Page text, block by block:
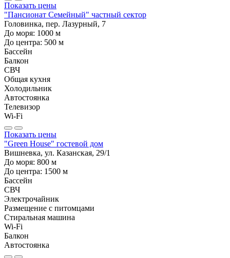
Показать цены
"Пансионат Семейный" частный сектор
Головинка, пер. Лазурный, 7
До моря: 1000 м
До центра: 500 м
Бассейн
Балкон
СВЧ
Общая кухня
Холодильник
Автостоянка
Телевизор
Wi-Fi
Показать цены
"Green House" гостевой дом
Вишневка, ул. Казанская, 29/1
До моря: 800 м
До центра: 1500 м
Бассейн
СВЧ
Электрочайник
Размещение с питомцами
Стиральная машина
Wi-Fi
Балкон
Автостоянка